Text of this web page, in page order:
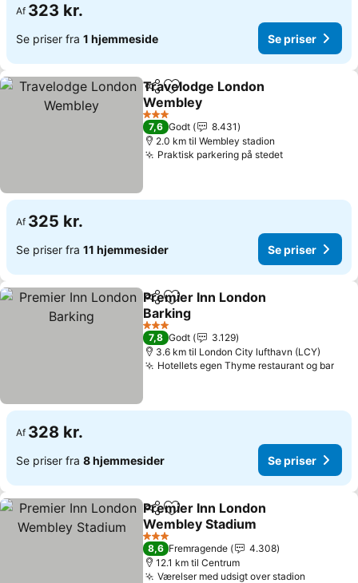
Af 323 kr.
Se priser fra 1 hjemmeside Se priser
Del Føj til favoritter
Travelodge London
Wembley
3 Stjerner
7,6 Godt
8.431
2.0 km til Wembley stadion
Praktisk parkering på stedet
Af 325 kr.
Se priser fra 11 hjemmesider Se priser
Del Føj til favoritter
Premier Inn London
Barking
3 Stjerner
7,8 Godt
3.129
3.6 km til London City lufthavn (LCY)
Hotellets egen Thyme restaurant og bar
Af 328 kr.
Se priser fra 8 hjemmesider Se priser
Del Føj til favoritter
Premier Inn London
Wembley Stadium
3 Stjerner
8,6 Fremragende
4.308
12.1 km til Centrum
Værelser med udsigt over stadion